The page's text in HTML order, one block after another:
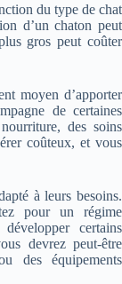
du type de chat
d’un chaton peut
gros peut coûter
moyen d’apporter
de certaines
des soins
coûteux, et vous
à leurs besoins.
pour un régime
certains
devrez peut-être
des équipements